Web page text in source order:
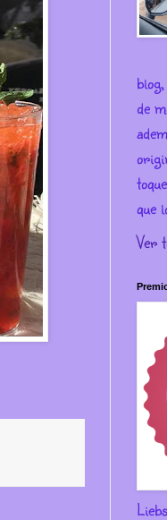
de
que
Ver